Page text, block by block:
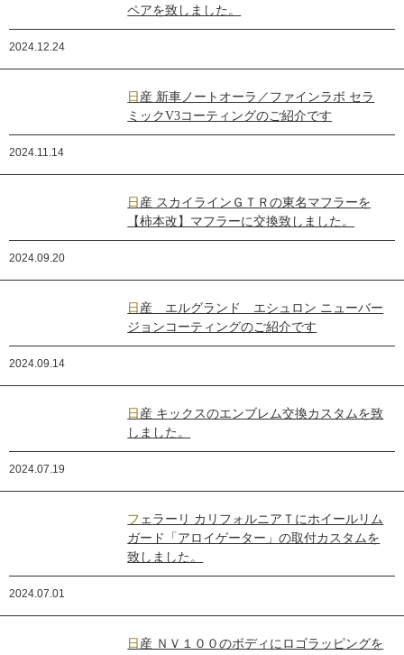
ペアを致しました。
2024.12.24
日産 新車ノートオーラ／ファインラボ セラ
ミックV3コーティングのご紹介です
2024.11.14
日産 スカイラインＧＴＲの東名マフラーを
【柿本改】マフラーに交換致しました。
2024.09.20
日産 エルグランド エシュロン ニューバー
ジョンコーティングのご紹介です
2024.09.14
日産 キックスのエンブレム交換カスタムを致
しました。
2024.07.19
フェラーリ カリフォルニアＴにホイールリム
ガード「アロイゲーター」の取付カスタムを
致しました。
2024.07.01
日産 ＮＶ１００のボディにロゴラッピングを